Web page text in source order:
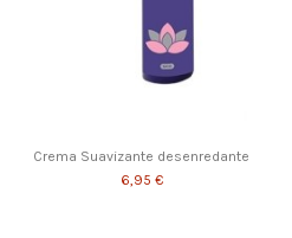
Crema Suavizante desenredante
6,95 €